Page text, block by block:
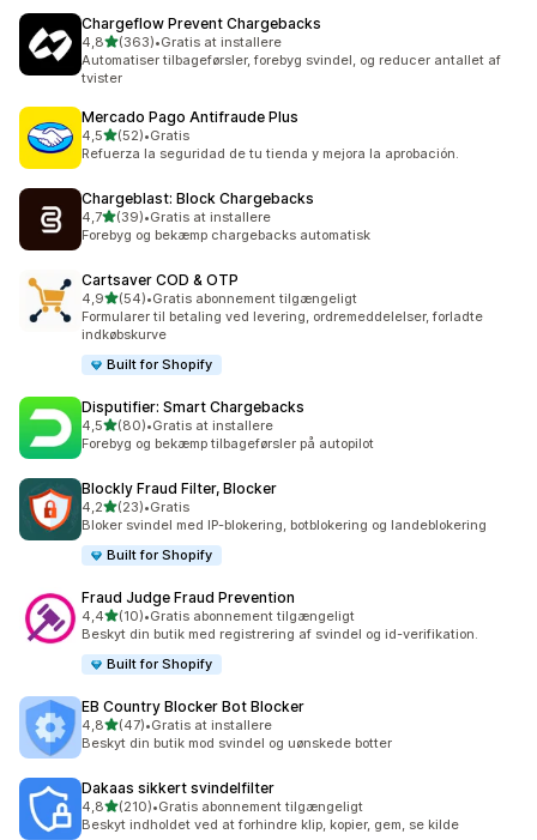
Chargeflow Prevent Chargebacks
4,8ud af 5 stjerner
(363)
363 anmeldelser i alt
•Gratis at installere
Automatiser tilbageførsler, forebyg svindel, og reducer antallet af
tvister
Mercado Pago Antifraude Plus
4,5ud af 5 stjerner
(52)
52 anmeldelser i alt
•Gratis
Refuerza la seguridad de tu tienda y mejora la aprobación.
Chargeblast: Block Chargebacks
4,7ud af 5 stjerner
(39)
39 anmeldelser i alt
•Gratis at installere
Forebyg og bekæmp chargebacks automatisk
Cartsaver COD & OTP
4,9ud af 5 stjerner
(54)
54 anmeldelser i alt
•Gratis abonnement tilgængeligt
Formularer til betaling ved levering, ordremeddelelser, forladte
indkøbskurve
Built for Shopify
Disputifier: Smart Chargebacks
4,5ud af 5 stjerner
(80)
80 anmeldelser i alt
•Gratis at installere
Forebyg og bekæmp tilbageførsler på autopilot
Blockly Fraud Filter, Blocker
4,2ud af 5 stjerner
(23)
23 anmeldelser i alt
•Gratis
Bloker svindel med IP-blokering, botblokering og landeblokering
Built for Shopify
Fraud Judge Fraud Prevention
4,4ud af 5 stjerner
(10)
10 anmeldelser i alt
•Gratis abonnement tilgængeligt
Beskyt din butik med registrering af svindel og id-verifikation.
Built for Shopify
EB Country Blocker Bot Blocker
4,8ud af 5 stjerner
(47)
47 anmeldelser i alt
•Gratis at installere
Beskyt din butik mod svindel og uønskede botter
Dakaas sikkert svindelfilter
4,8ud af 5 stjerner
(210)
210 anmeldelser i alt
•Gratis abonnement tilgængeligt
Beskyt indholdet ved at forhindre klip, kopier, gem, se kilde